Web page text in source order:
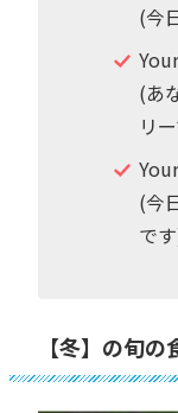
(今
(あ
リ
(今
で
【冬】の旬